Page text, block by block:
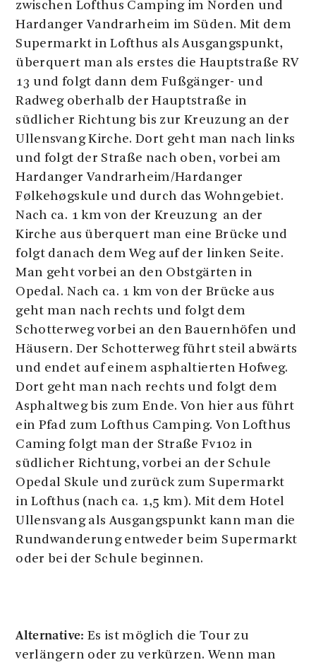
zwischen Lofthus Camping im Norden und
Hardanger Vandrarheim im Süden. Mit dem
Supermarkt in Lofthus als Ausgangspunkt,
überquert man als erstes die Hauptstraße RV
13 und folgt dann dem Fußgänger- und
Radweg oberhalb der Hauptstraße in
südlicher Richtung bis zur Kreuzung an der
Ullensvang Kirche. Dort geht man nach links
und folgt der Straße nach oben, vorbei am
Hardanger Vandrarheim/Hardanger
Følkehøgskule und durch das Wohngebiet.
Nach ca. 1 km von der Kreuzung an der
Kirche aus überquert man eine Brücke und
folgt danach dem Weg auf der linken Seite.
Man geht vorbei an den Obstgärten in
Opedal. Nach ca. 1 km von der Brücke aus
geht man nach rechts und folgt dem
Schotterweg vorbei an den Bauernhöfen und
Häusern. Der Schotterweg führt steil abwärts
und endet auf einem asphaltierten Hofweg.
Dort geht man nach rechts und folgt dem
Asphaltweg bis zum Ende. Von hier aus führt
ein Pfad zum Lofthus Camping. Von Lofthus
Caming folgt man der Straße Fv102 in
südlicher Richtung, vorbei an der Schule
Opedal Skule und zurück zum Supermarkt
in Lofthus (nach ca. 1,5 km). Mit dem Hotel
Ullensvang als Ausgangspunkt kann man die
Rundwanderung entweder beim Supermarkt
oder bei der Schule beginnen.
Alternative: Es ist möglich die Tour zu
verlängern oder zu verkürzen. Wenn man